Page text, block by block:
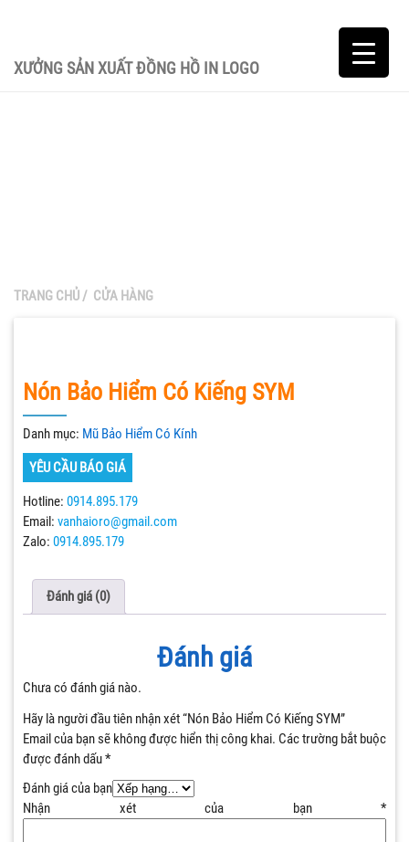
XƯỞNG SẢN XUẤT ĐỒNG HỒ IN LOGO
TRANG CHỦ/ CỬA HÀNG
Nón Bảo Hiểm Có Kiếng SYM
Danh mục: Mũ Bảo Hiểm Có Kính
YÊU CẦU BÁO GIÁ
Hotline: 0914.895.179
Email: vanhaioro@gmail.com
Zalo: 0914.895.179
Đánh giá (0)
Đánh giá
Chưa có đánh giá nào.
Hãy là người đầu tiên nhận xét “Nón Bảo Hiểm Có Kiếng SYM”
Email của bạn sẽ không được hiển thị công khai. Các trường bắt buộc
được đánh dấu*
Đánh giá của bạn
Nhận xét của bạn *